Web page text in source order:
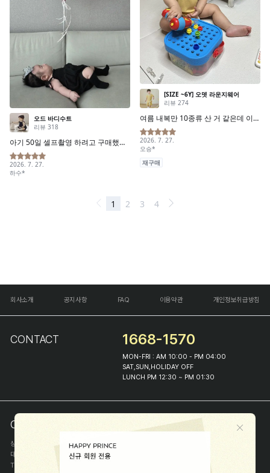
회사소개 공지사항 FAQ 이용약관 개인정보취급방침
CONTACT 1668-1570
MON-FRI : AM 10:00 - PM 04:00
SAT,SUN,HOLIDAY OFF
LUNCH PM 12:30 ~ PM 01:30
COMPANY INFO
상호
(주)해피프린스
대표
이화진
TEL